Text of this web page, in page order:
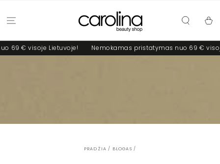
Lietuvoje! Nemokamas pristatymas nuo 69 € visoje
PRADŽIA / BLOGAS /